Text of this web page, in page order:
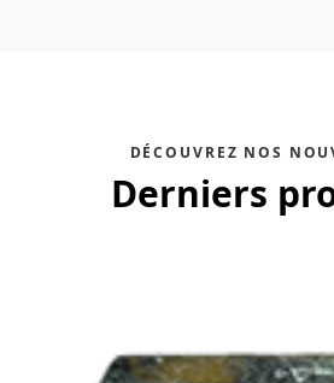
DÉCOUVREZ NOS
Derniers